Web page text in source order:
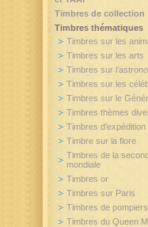
Timbres de collection
Timbres thématiques
Timbres sur les
Timbres sur les arts
Timbres sur
Timbres sur les
Timbres sur le
Timbres thèmes
Timbres d'expédition
Timbre sur la flore
Timbres de la
mondiale
Timbres or
Timbres sur Paris
Timbres de pompiers
Timbres du Queen